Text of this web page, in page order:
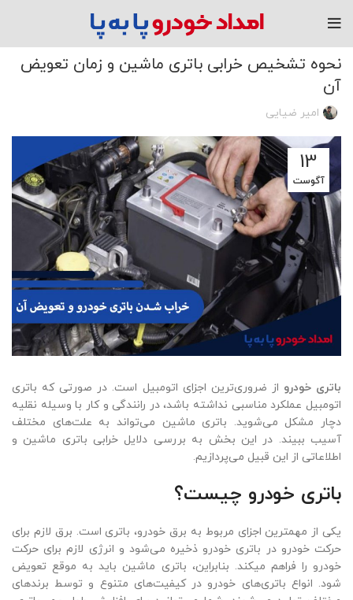
مقاله
نحوه تشخیص خرابی باتری ماشین و زمان تعویض
آن
امیر ضیایی
13
آگوست
باتری خودرو از ضروری‌ترین اجزای اتومبیل است. در صورتی که باتری
اتومبیل عملکرد مناسبی نداشته باشد، در رانندگی و کار با وسیله نقلیه
دچار مشکل می‌شوید. باتری ماشین می‌تواند به علت‌های مختلف
آسیب ببیند. در این بخش به بررسی دلایل خرابی باتری ماشین و
اطلاعاتی از این قبیل می‌پردازیم.
باتری خودرو چیست؟
یکی از مهم­ترین اجزای مربوط به برق خودرو، باتری است. برق لازم برای
حرکت خودرو در باتری خودرو ذخیره می‌شود و انرژی لازم برای حرکت
خودرو را فراهم می­کند. بنابراین، باتری ماشین باید به موقع تعویض
شود. انواع باتری‌های خودرو در کیفیت‌های متنوع و توسط برند‌های